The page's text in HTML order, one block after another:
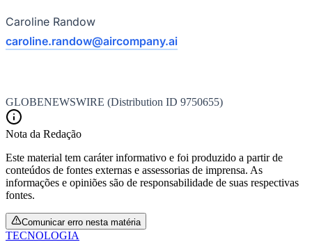
Caroline Randow
caroline.randow@aircompany.ai
GLOBENEWSWIRE (Distribution ID 9750655)
Nota da Redação
Este material tem caráter informativo e foi produzido a partir de
conteúdos de fontes externas e assessorias de imprensa. As
informações e opiniões são de responsabilidade de suas respectivas
fontes.
Comunicar erro nesta matéria
TECNOLOGIA